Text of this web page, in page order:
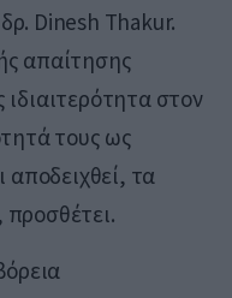
δρ. Dinesh Thakur.
απαίτησης
στον
τους ως
αποδειχθεί, τα